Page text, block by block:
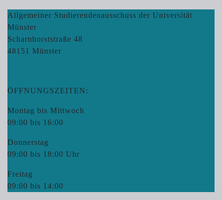
Allgemeiner Studierendenausschuss der Universität
Münster
Scharnhorststraße 48
48151 Münster
ÖFFNUNGSZEITEN:
Montag bis Mittwoch
09:00 bis 16:00
Donnerstag
09:00 bis 18:00 Uhr
Freitag
09:00 bis 14:00